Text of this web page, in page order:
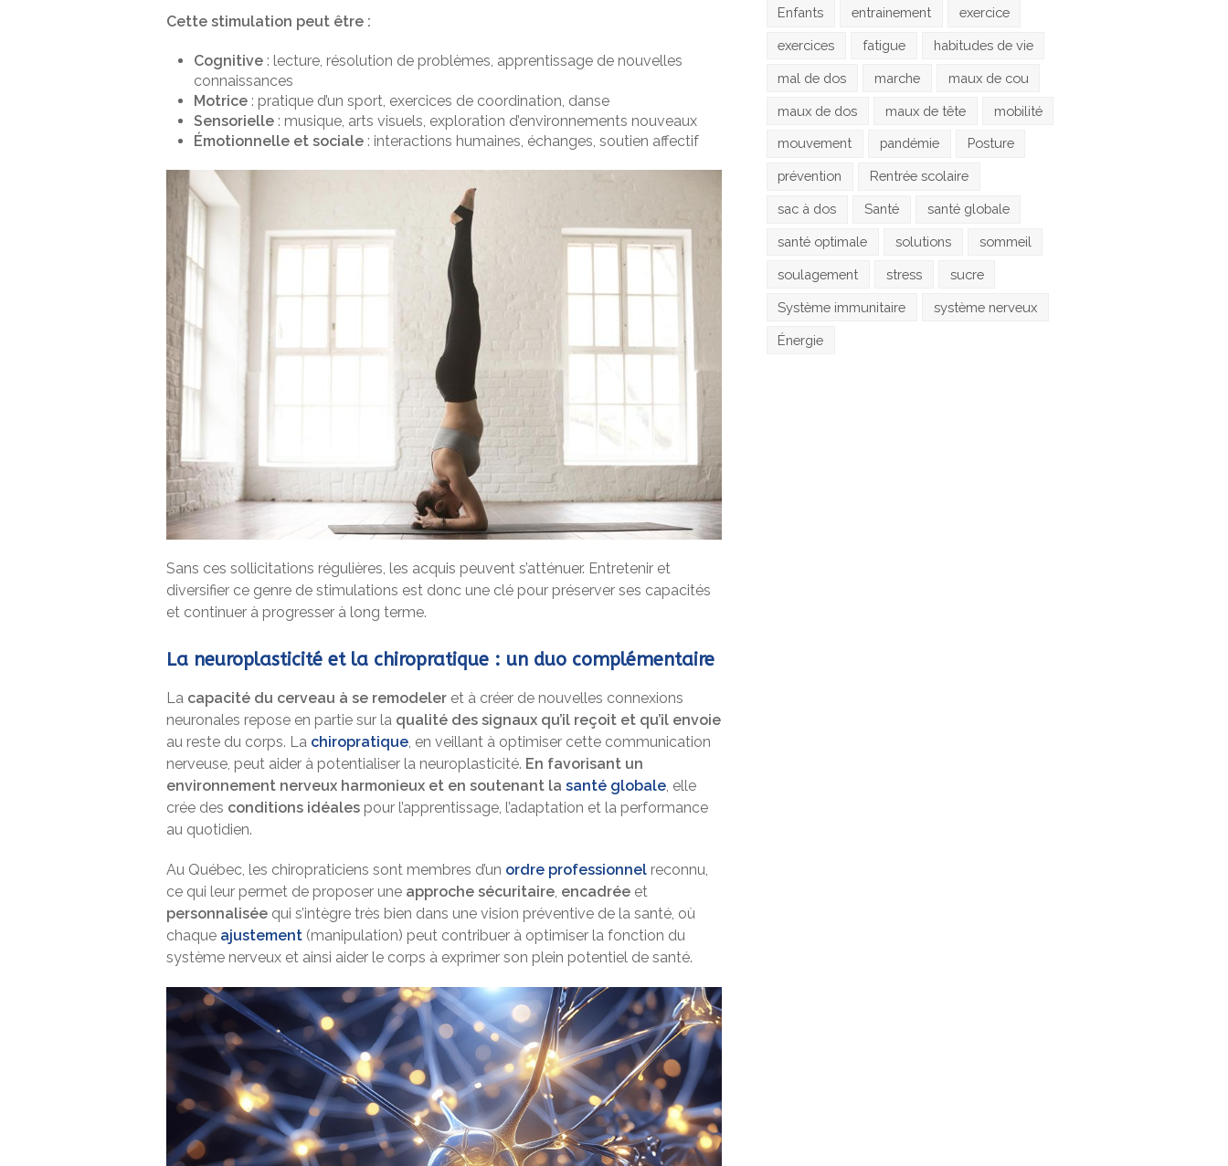
Cette stimulation peut être :
Cognitive : lecture, résolution de problèmes, apprentissage de nouvelles
connaissances
Motrice : pratique d’un sport, exercices de coordination, danse
Sensorielle : musique, arts visuels, exploration d’environnements nouveaux
Émotionnelle et sociale : interactions humaines, échanges, soutien affectif
Sans ces sollicitations régulières, les acquis peuvent s’atténuer. Entretenir et
diversifier ce genre de stimulations est donc une clé pour préserver ses capacités
et continuer à progresser à long terme.
La neuroplasticité et la chiropratique : un duo complémentaire
La capacité du cerveau à se remodeler et à créer de nouvelles connexions
neuronales repose en partie sur la qualité des signaux qu’il reçoit et qu’il envoie
au reste du corps. La chiropratique, en veillant à optimiser cette communication
nerveuse, peut aider à potentialiser la neuroplasticité. En favorisant un
environnement nerveux harmonieux et en soutenant la santé globale, elle
crée des conditions idéales pour l’apprentissage, l’adaptation et la performance
au quotidien.
Au Québec, les chiropraticiens sont membres d’un ordre professionnel reconnu,
ce qui leur permet de proposer une approche sécuritaire, encadrée et
personnalisée qui s’intègre très bien dans une vision préventive de la santé, où
chaque ajustement (manipulation) peut contribuer à optimiser la fonction du
système nerveux et ainsi aider le corps à exprimer son plein potentiel de santé.
Enfants entrainement exercice
exercices fatigue habitudes de vie
mal de dos marche maux de cou
maux de dos maux de tête mobilité
mouvement pandémie Posture
prévention Rentrée scolaire
sac à dos Santé santé globale
santé optimale solutions sommeil
soulagement stress sucre
Système immunitaire système nerveux
Énergie